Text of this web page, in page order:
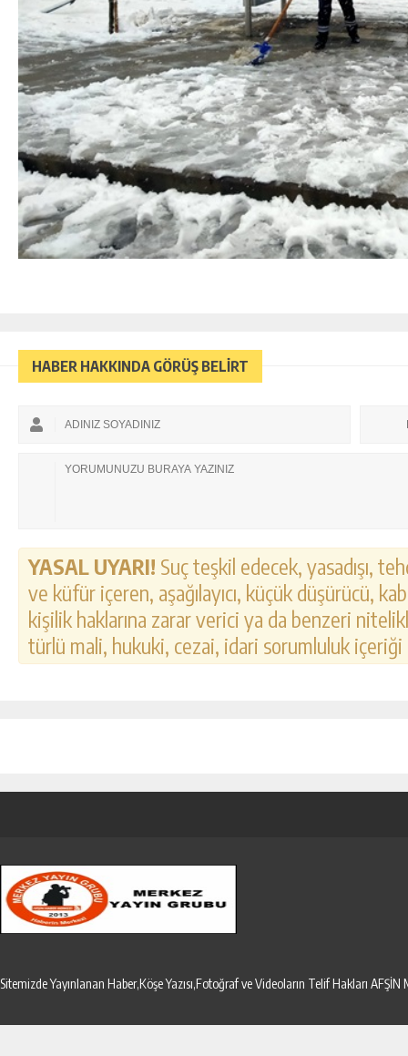
HABER HAKKINDA GÖRÜŞ BELİRT
YASAL UYARI! Suç teşkil edecek, yasadışı,
ve küfür içeren, aşağılayıcı, küçük düşürücü,
kişilik haklarına zarar verici ya da benzeri
türlü mali, hukuki, cezai, idari sorumluluk
Sitemizde Yayınlanan Haber,Köşe Yazısı,Fotoğraf ve Videoların Telif Hakları